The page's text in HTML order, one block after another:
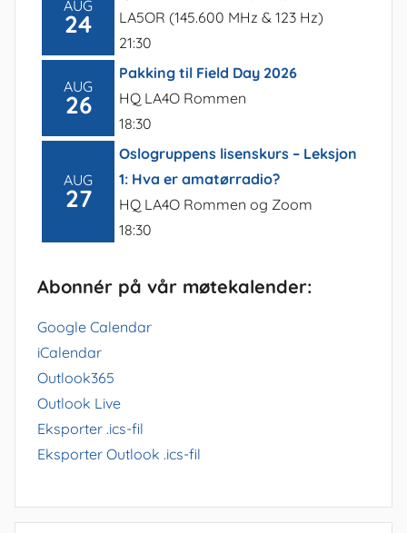
AUG
24
LA5OR (145.600 MHz & 123 Hz)
21:30
AUG
26
Pakking til Field Day 2026
HQ LA4O Rommen
18:30
AUG
27
Oslogruppens lisenskurs – Leksjon
1: Hva er amatørradio?
HQ LA4O Rommen og Zoom
18:30
Abonnér på vår møtekalender:
Google Calendar
iCalendar
Outlook365
Outlook Live
Eksporter .ics-fil
Eksporter Outlook .ics-fil